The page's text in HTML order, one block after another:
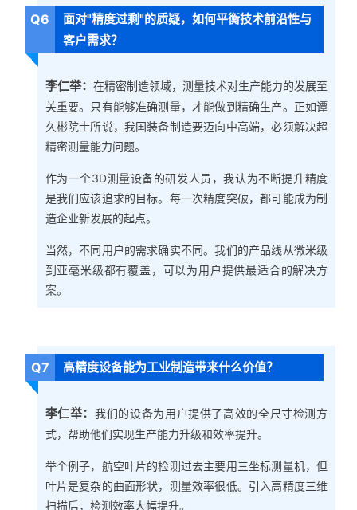
Q6
面对"精度过剩"的质疑，如何平衡技术前沿性与
客户需求？
李仁举： 在精密制造领域，测量技术对生产能力的发展至
关重要。只有能够准确测量，才能做到精确生产。正如谭
久彬院士所说，我国装备制造要迈向中高端，必须解决超
精密测量能力问题。
作为一个3D测量设备的研发人员，我认为不断提升精度
是我们应该追求的目标。每一次精度突破，都可能成为制
造企业新发展的起点。
当然，不同用户的需求确实不同。我们的产品线从微米级
到亚毫米级都有覆盖，可以为用户提供最适合的解决方
案。
Q7 高精度设备能为工业制造带来什么价值？
李仁举：我们的设备为用户提供了高效的全尺寸检测方
式，帮助他们实现生产能力升级和效率提升。
举个例子，航空叶片的检测过去主要用三坐标测量机，但
叶片是复杂的曲面形状，测量效率很低。引入高精度三维
扫描后，检测效率大幅提升。